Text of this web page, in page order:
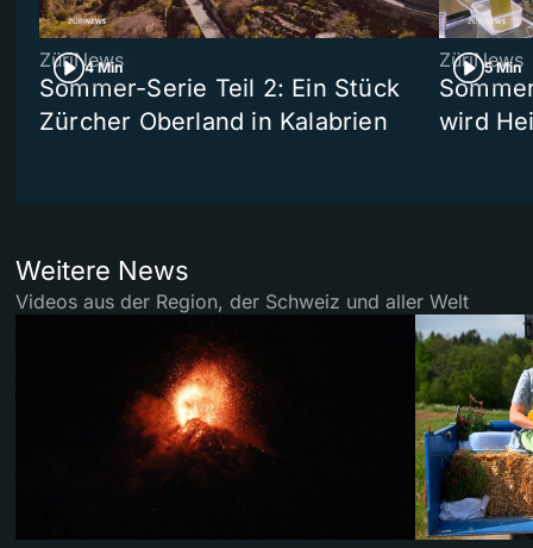
4 Min
ZüriNews
Sommer-Serie Teil 2: Ein Stück
Zürcher Oberland in Kalabrien
5 Min
ZüriNews
wird
Weitere News
Videos aus der Region, der Schweiz und aller Welt